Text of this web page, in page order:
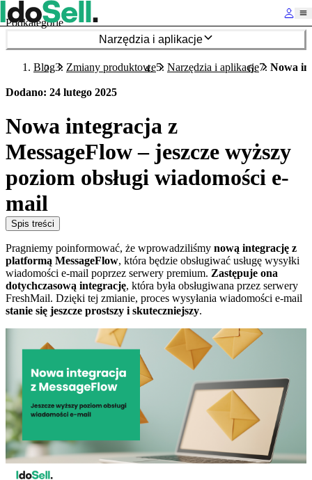
Podkategorie
Narzędzia i aplikacje
Blog Zmiany produktowe Narzędzia i aplikacje Nowa
Dodano: 24 lutego 2025
Nowa integracja z
MessageFlow – jeszcze wyższy
poziom obsługi wiadomości e-
mail
Spis treści
Pragniemy poinformować, że wprowadziliśmy nową integrację z
platformą MessageFlow, która będzie obsługiwać usługę wysyłki
wiadomości e-mail poprzez serwery premium. Zastępuje ona
dotychczasową integrację, która była obsługiwana przez serwery
FreshMail. Dzięki tej zmianie, proces wysyłania wiadomości e-mail
stanie się jeszcze prostszy i skuteczniejszy.